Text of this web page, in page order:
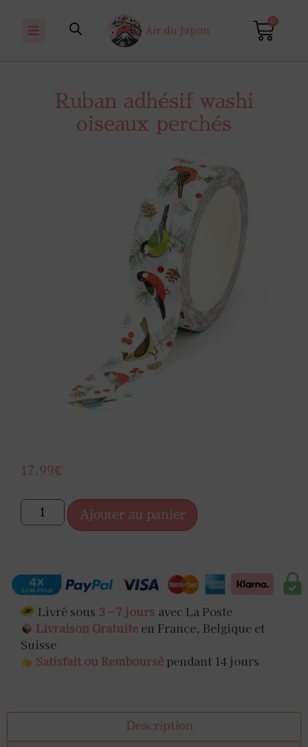
0
Ruban adhésif washi
oiseaux perchés
17.99€
Ajouter au panier
Livré sous 3 – 7 jours avec La Poste
Livraison Gratuite en France, Belgique et
Suisse
Satisfait ou Remboursé pendant 14 jours
Description